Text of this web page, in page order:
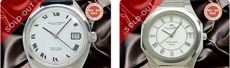
SOLD-OUT SOLD-OUT